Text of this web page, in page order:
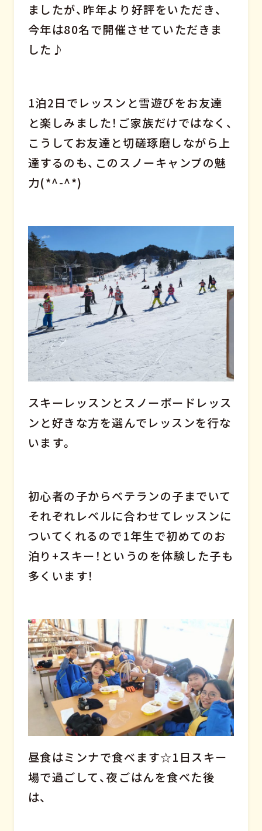
ましたが、昨年より好評をいただき、
今年は80名で開催させていただきま
した♪
1泊2日でレッスンと雪遊びをお友達
と楽しみました！ご家族だけではなく、
こうしてお友達と切磋琢磨しながら上
達するのも、このスノーキャンプの魅
力(*^-^*)
スキーレッスンとスノーボードレッス
ンと好きな方を選んでレッスンを行な
います。
初心者の子からベテランの子までいて
それぞれレベルに合わせてレッスンに
ついてくれるので1年生で初めてのお
泊り+スキー！というのを体験した子も
多くいます！
昼食はミンナで食べます☆1日スキー
場で過ごして、夜ごはんを食べた後
は、